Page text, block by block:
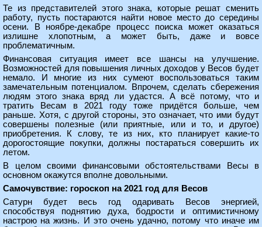
Те из представителей этого знака, которые решат сменить
работу, пусть постараются найти новое место до середины
осени. В ноябре-декабре процесс поиска может оказаться
излишне хлопотным, а может быть, даже и вовсе
проблематичным.
Финансовая ситуация имеет все шансы на улучшение.
Возможностей для повышения личных доходов у Весов будет
немало. И многие из них сумеют воспользоваться таким
замечательным потенциалом. Впрочем, сделать сбережения
людям этого знака вряд ли удастся. А всё потому, что и
тратить Весам в 2021 году тоже придётся больше, чем
раньше. Хотя, с другой стороны, это означает, что ими будут
совершены полезные (или приятные, или и то, и другое)
приобретения. К слову, те из них, кто планирует какие-то
дорогостоящие покупки, должны постараться совершить их
летом.
В целом своими финансовыми обстоятельствами Весы в
основном окажутся вполне довольными.
Самочувствие: гороскоп на 2021 год для Весов
Сатурн будет весь год одаривать Весов энергией,
способствуя поднятию духа, бодрости и оптимистичному
настрою на жизнь. И это очень удачно, потому что иначе им